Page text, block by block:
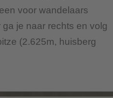
voor wandelaars
je naar rechts en volg
(2.625m, huisberg